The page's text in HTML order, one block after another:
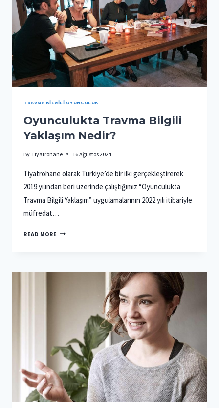
TRAVMA BILGILI OYUNCULUK
Oyunculukta Travma Bilgili
Yaklaşım Nedir?
By Tiyatrohane 16 Ağustos 2024
Tiyatrohane olarak Türkiye’de bir ilki gerçekleştirerek
2019 yılından beri üzerinde çalıştığımız “Oyunculukta
Travma Bilgili Yaklaşım” uygulamalarının 2022 yılı itibariyle
müfredat…
READ MORE OYUNCULUKTA
NEDIR?